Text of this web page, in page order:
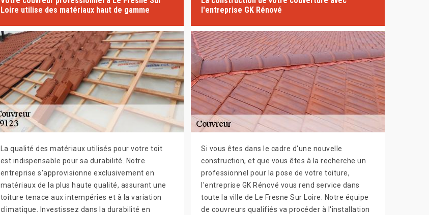
Loire utilise des matériaux haut de gamme
La qualité des matériaux utilisés pour votre toit
est indispensable pour sa durabilité. Notre
entreprise s'approvisionne exclusivement en
matériaux de la plus haute qualité, assurant une
toiture tenace aux intempéries et à la variation
climatique. Investissez dans la durabilité en
l'entreprise GK Rénové
Si vous êtes dans le cadre d'une nouvelle
construction, et que vous êtes à la recherche un
professionnel pour la pose de votre toiture,
l'entreprise GK Rénové vous rend service dans
toute la ville de Le Fresne Sur Loire. Notre équipe
de couvreurs qualifiés va procéder à l'installation